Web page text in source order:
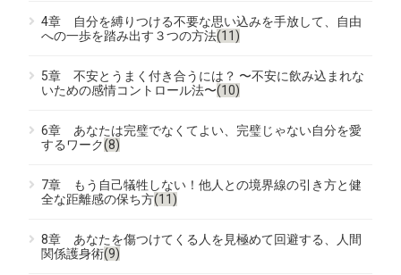
4章 自分を縛りつける不要な思い込みを手放して、自由
への一歩を踏み出す３つの方法(11)
5章 不安とうまく付き合うには？ 〜不安に飲み込まれな
いための感情コントロール法〜(10)
6章 あなたは完璧でなくてよい、完璧じゃない自分を愛
するワーク(8)
7章 もう自己犠牲しない！他人との境界線の引き方と健
全な距離感の保ち方(11)
8章 あなたを傷つけてくる人を見極めて回避する、人間
関係護身術(9)